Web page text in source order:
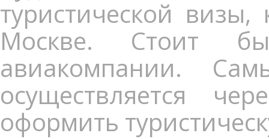
туристической
Москве. Стоит
авиакомпании.
осуществляется
оформить